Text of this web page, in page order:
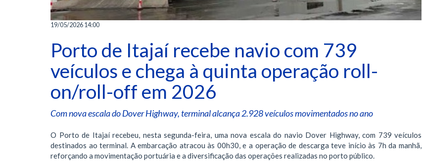
19/05/2026 14:00
Porto de Itajaí recebe navio com 739
veículos e chega à quinta operação roll-
on/roll-off em 2026
Com nova escala do Dover Highway, terminal alcança 2.928 veículos movimentados no ano
O Porto de Itajaí recebeu, nesta segunda-feira, uma nova escala do navio Dover Highway, com 739 veículos
destinados ao terminal. A embarcação atracou às 00h30, e a operação de descarga teve início às 7h da manhã,
reforçando a movimentação portuária e a diversificação das operações realizadas no porto público.